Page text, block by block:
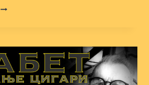
ВИТКАЊЕ